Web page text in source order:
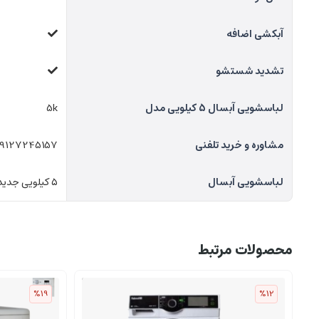
آبکشی اضافه
تشدید شستشو
لباسشویی آبسال 5 کیلویی مدل 5k
مشاوره و خرید تلفنی
لباسشویی آبسال ۵ کیلویی جدید
محصولات مرتبط
%12
%19